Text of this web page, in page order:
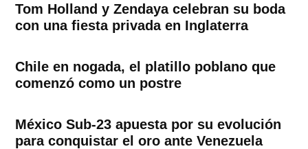
Tom Holland y Zendaya celebran su boda
con una fiesta privada en Inglaterra
Chile en nogada, el platillo poblano que
comenzó como un postre
México Sub-23 apuesta por su evolución
para conquistar el oro ante Venezuela